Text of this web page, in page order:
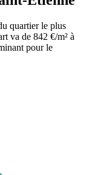
quartierle plus
va de 842 €/m² à
pour le